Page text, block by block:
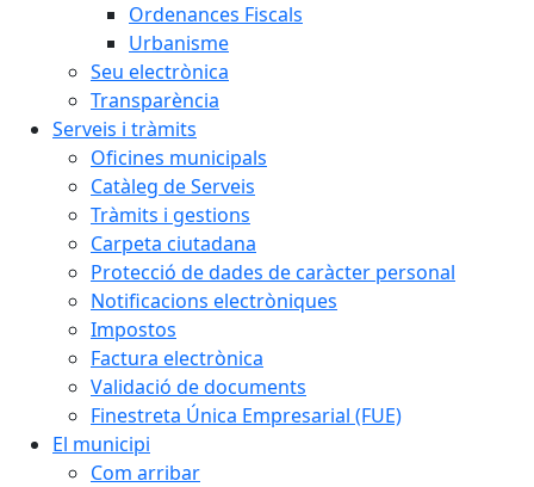
Ordenances Fiscals
Urbanisme
Seu electrònica
Transparència
Serveis i tràmits
Oficines municipals
Catàleg de Serveis
Tràmits i gestions
Carpeta ciutadana
Protecció de dades de caràcter personal
Notificacions electròniques
Impostos
Factura electrònica
Validació de documents
Finestreta Única Empresarial (FUE)
El municipi
Com arribar